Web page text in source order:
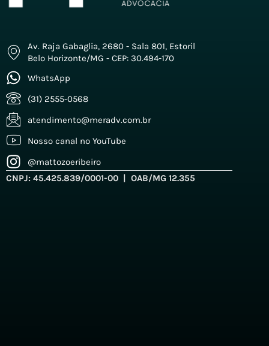
Av. Raja Gabaglia, 2680 - Sala 801, Estoril
Belo Horizonte/MG - CEP: 30.494-170
WhatsApp
(31) 2555-0568
atendimento@meradv.com.br
Nosso canal no YouTube
@mattozoeribeiro
CNPJ: 45.425.839/0001-00 | OAB/MG 12.355